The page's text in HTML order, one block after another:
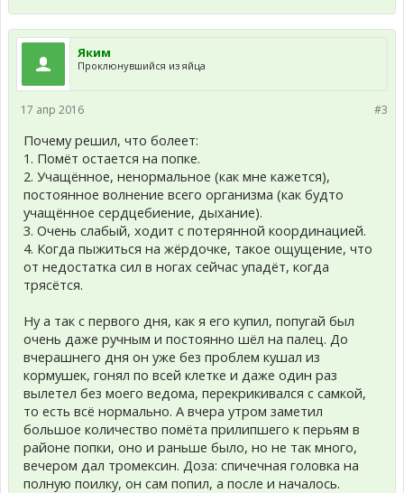
Яким
Проклюнувшийся из яйца
#3
17 апр 2016
Почему решил, что болеет:
1. Помёт остается на попке.
2. Учащённое, ненормальное (как мне кажется),
постоянное волнение всего организма (как будто
учащённое сердцебиение, дыхание).
3. Очень слабый, ходит с потерянной координацией.
4. Когда пыжиться на жёрдочке, такое ощущение, что
от недостатка сил в ногах сейчас упадёт, когда
трясётся.
Ну а так с первого дня, как я его купил, попугай был
очень даже ручным и постоянно шёл на палец. До
вчерашнего дня он уже без проблем кушал из
кормушек, гонял по всей клетке и даже один раз
вылетел без моего ведома, перекрикивался с самкой,
то есть всё нормально. А вчера утром заметил
большое количество помёта прилипшего к перьям в
районе попки, оно и раньше было, но не так много,
вечером дал тромексин. Доза: спичечная головка на
полную поилку, он сам попил, а после и началось.